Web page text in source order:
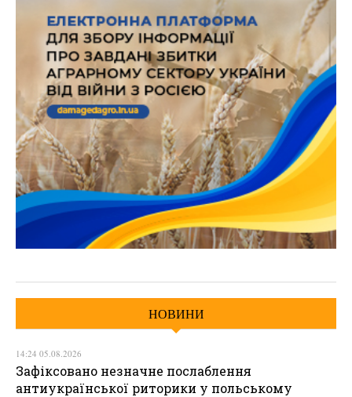
НОВИНИ
14:24 05.08.2026
Зафіксовано незначне послаблення
антиукраїнської риторики у польському